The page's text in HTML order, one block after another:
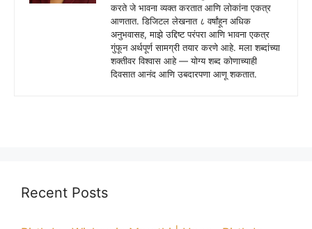
करते जे भावना व्यक्त करतात आणि लोकांना एकत्र
आणतात. डिजिटल लेखनात ८ वर्षांहून अधिक
अनुभवासह, माझे उद्दिष्ट परंपरा आणि भावना एकत्र
गुंफून अर्थपूर्ण सामग्री तयार करणे आहे. मला शब्दांच्या
शक्तीवर विश्वास आहे — योग्य शब्द कोणाच्याही
दिवसात आनंद आणि उबदारपणा आणू शकतात.
Recent Posts